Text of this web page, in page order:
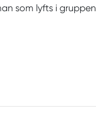
som lyfts i gruppen